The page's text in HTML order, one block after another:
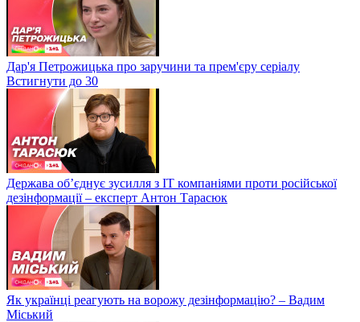
Дар'я Петрожицька про заручини та прем'єру серіалу
Встигнути до 30
Держава об’єднує зусилля з ІТ компаніями проти російської
дезінформації – експерт Антон Тарасюк
Як українці реагують на ворожу дезінформацію? – Вадим
Міський